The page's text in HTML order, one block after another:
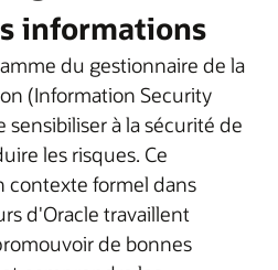
informations
du gestionnaire de la
(Information Security
sensibiliser à la sécurité de
les risques. Ce
contexte formel dans
d'Oracle travaillent
de bonnes